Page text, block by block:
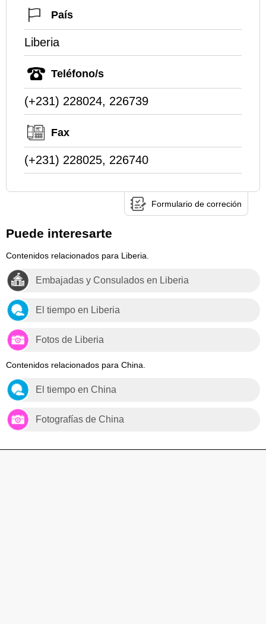
País
Liberia
Teléfono/s
(+231) 228024, 226739
Fax
(+231) 228025, 226740
Formulario de correción
Puede interesarte
Contenidos relacionados para Liberia.
Embajadas y Consulados en Liberia
El tiempo en Liberia
Fotos de Liberia
Contenidos relacionados para China.
El tiempo en China
Fotografías de China